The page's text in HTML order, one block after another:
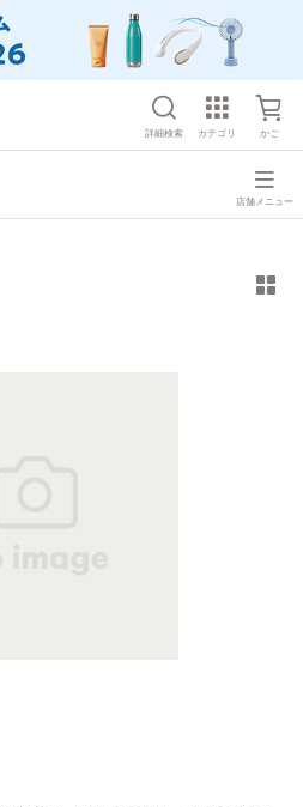
詳細検索 カテゴリ かご
店舗メニュー